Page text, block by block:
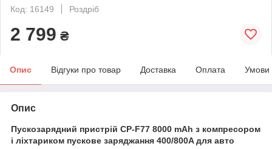
Код: 16149
Роздріб
2 799 ₴
Опис Відгуки про товар Доставка Оплата Умови
Опис
Пускозарядний пристрій CP-F77 8000 mAh з компресором
і ліхтариком пускове заряджання 400/800A для авто